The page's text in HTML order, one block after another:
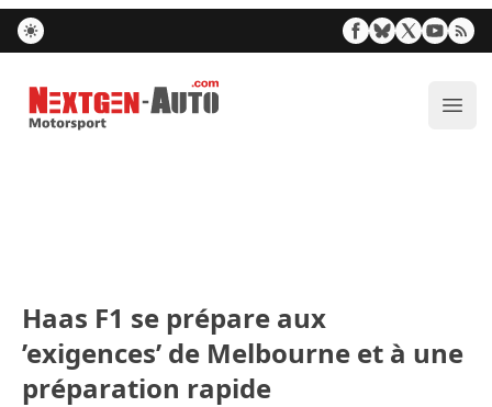
Nextgen-Auto.com
Haas F1 se prépare aux
’exigences’ de Melbourne et à une
préparation rapide